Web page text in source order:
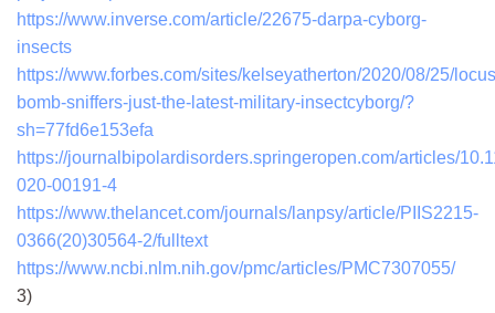
https://www.inverse.com/article/22675-darpa-cyborg-
insects
https://www.forbes.com/sites/kelseyatherton/2020/08/25/
bomb-sniffers-just-the-latest-military-insectcyborg/?
sh=77fd6e153efa
https://journalbipolardisorders.springeropen.com/articles/
020-00191-4
https://www.thelancet.com/journals/lanpsy/article/PIIS2215-
0366(20)30564-2/fulltext
https://www.ncbi.nlm.nih.gov/pmc/articles/PMC7307055/
3)